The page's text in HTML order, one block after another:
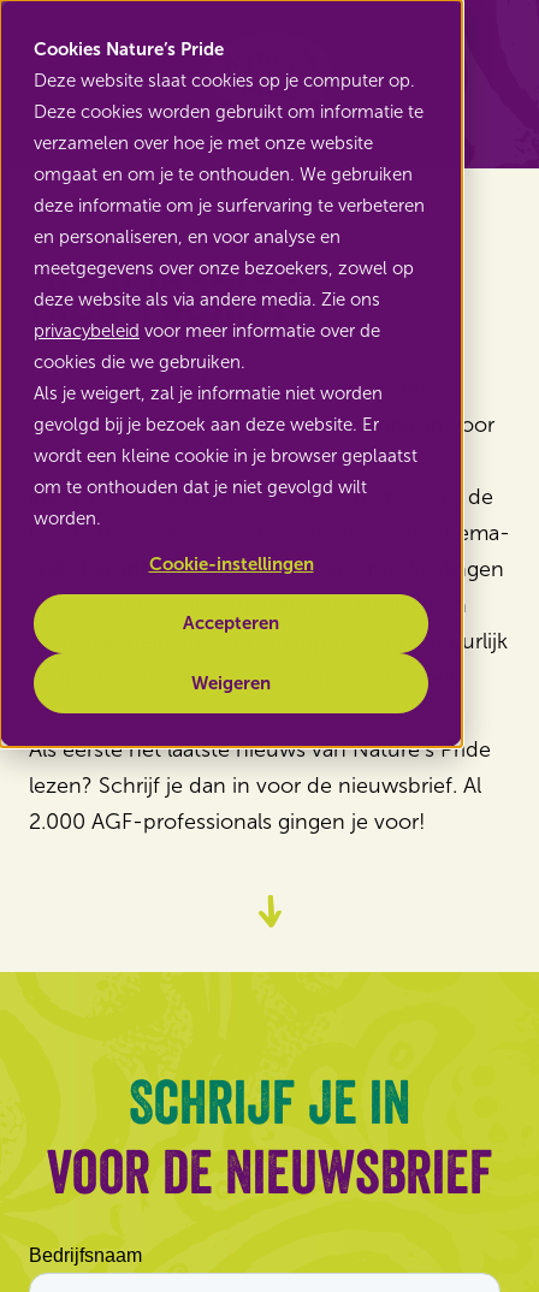
Cookies Nature’s Pride
Deze website slaat cookies op je computer op.
Deze cookies worden gebruikt om informatie te
verzamelen over hoe je met onze website
omgaat en om je te onthouden. We gebruiken
deze informatie om je surfervaring te verbeteren
en personaliseren, en voor analyse en
meetgegevens over onze bezoekers, zowel op
deze website als via andere media. Zie ons
privacybeleid voor meer informatie over de
cookies die we gebruiken.
Als je weigert, zal je informatie niet worden
gevolgd bij je bezoek aan deze website. Er
wordt een kleine cookie in je browser geplaatst
om te onthouden dat je niet gevolgd wilt
worden.
Cookie-instellingen
Accepteren
Weigeren
Terug naar Home
Nieuwsbrief
Interesse in de vele nieuwtjes van Nature’s
Pride? Dan is het slim om je in te schrijven voor
de nieuwsbrief. Een greep uit de inhoud:
informatie over nieuwe producten en telers, de
laatste trends in exotenland, interessante thema-
artikelen, interviews met klanten, ontwikkelingen
op het gebied van verpakkingen, kwaliteit en
duurzaamheid en beurzen-updates en natuurlijk
de interne nieuwtjes van Nature’s Pride zelf.
Als eerste het laatste nieuws van Nature’s Pride
lezen? Schrijf je dan in voor de nieuwsbrief. Al
2.000 AGF-professionals gingen je voor!
Schrijf je in
voor de nieuwsbrief